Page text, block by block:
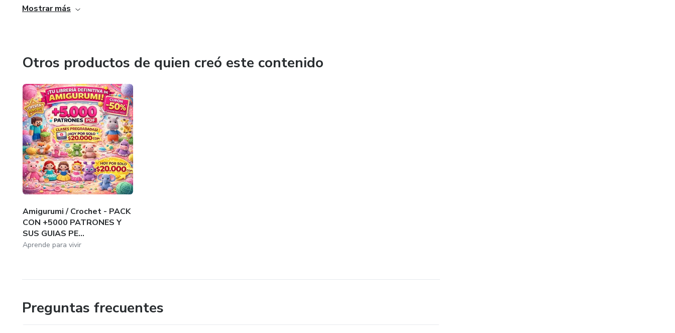
para enfrentar los desafíos diarios con éxito. ¡Porque aprender es vivir mejor! 🌟
Mostrar más
Otros productos de quien creó este contenido
Amigurumi / Crochet - PACK
CON +5000 PATRONES Y
SUS GUIAS PE...
Aprende para vivir
Preguntas frecuentes